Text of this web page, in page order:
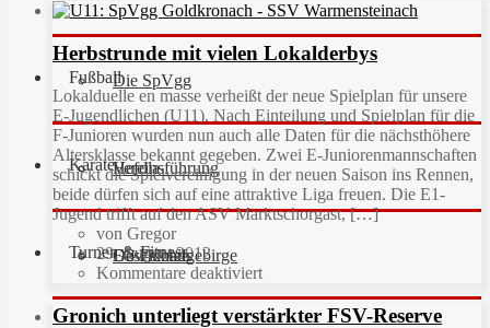
Die SpVgg
Vereinsführung
Geschichte
Hefdla
Downloads
Fußball
FC Fichtelgebirge
Karate
Turnen & Fitness
Herbstrunde mit vielen Lokalderbys
Lokalduelle en masse verheißt der neue Spielplan für unsere
E-Jugendlichen (U11). Nach Einteilung und Spielplan für die
F-Junioren wurden nun auch alle Daten für die nächsthöhere
Altersklasse bekannt gegeben. Zwei E-Juniorenmannschaften
schickt die Spielvereinigung in der neuen Saison ins Rennen,
beide dürfen sich auf eine attraktive Liga freuen. Die E1-
Jugend trifft auf den ASV Marktschorgast, […]
von Gregor
29. August 2012
Kommentare deaktiviert
Gronich unterliegt verstärkter FSV-Reserve